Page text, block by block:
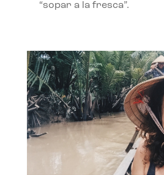
“sopar a la fresca”.